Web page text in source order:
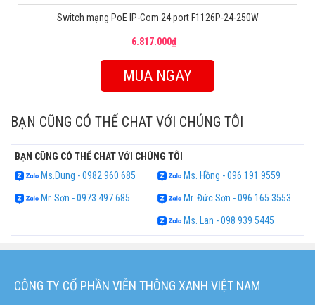
Switch mạng PoE IP-Com 24 port F1126P-24-250W
6.817.000₫
MUA NGAY
BẠN CŨNG CÓ THỂ CHAT VỚI CHÚNG TÔI
BẠN CŨNG CÓ THỂ CHAT VỚI CHÚNG TÔI
Ms.Dung - 0982 960 685
Ms. Hồng - 096 191 9559
Mr. Sơn - 0973 497 685
Mr. Đức Sơn - 096 165 3553
Ms. Lan - 098 939 5445
CÔNG TY CỔ PHẦN VIỄN THÔNG XANH VIỆT NAM